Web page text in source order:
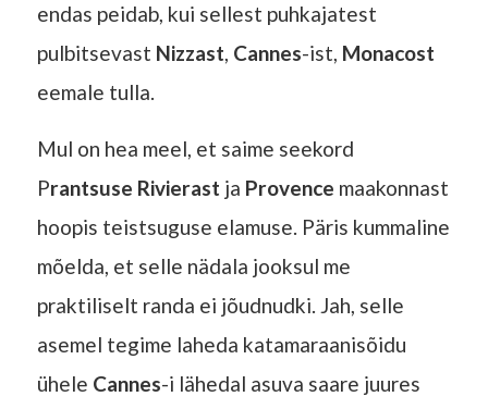
endas peidab, kui sellest puhkajatest
pulbitsevast Nizzast, Cannes-ist, Monacost
eemale tulla.
Mul on hea meel, et saime seekord
Prantsuse Rivierast ja Provence maakonnast
hoopis teistsuguse elamuse. Päris kummaline
mõelda, et selle nädala jooksul me
praktiliselt randa ei jõudnudki. Jah, selle
asemel tegime laheda katamaraanisõidu
ühele Cannes-i lähedal asuva saare juures